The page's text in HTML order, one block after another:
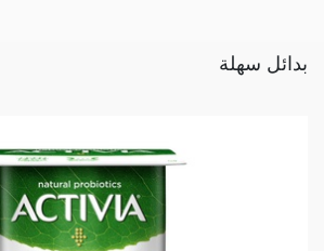
بدائل سهلة